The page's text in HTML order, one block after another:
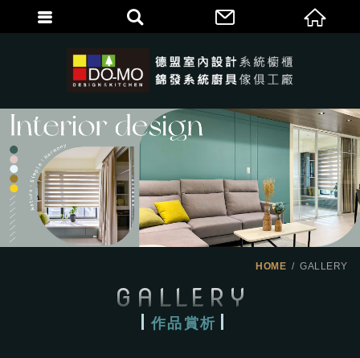
HOME GALLERY
GALLERY
作品賞析